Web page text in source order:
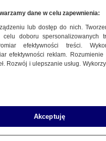
dane w celu zapewnienia:
lub dostęp do nich.
celu doboru spersonalizowanych
efektywności treści.
efektywności reklam.
Rozwój i ulepszanie usług.
Akceptuję